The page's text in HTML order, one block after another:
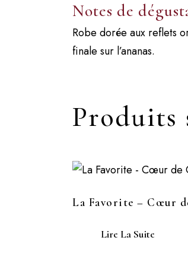
Notes de
Robe dorée aux reflets
finale sur l’ananas.
Produits
La Favorite – Cœur
Lire La Suite